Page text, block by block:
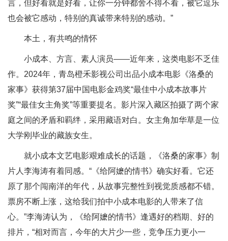
言，但好看就是好看，让你一分钟都舍不得不看，被它逗乐
也会被它感动，特别的真诚带来特别的感动。”
本土，有共鸣的情怀
小成本、方言、素人演员——近年来，这类电影不乏佳
作。2024年，青岛橙禾影视公司出品小成本电影《洛桑的
家事》获得第37届中国电影金鸡奖“最佳中小成本故事片
奖”“最佳女主角奖”等重要提名。影片深入藏区拍摄了两个家
庭之间的矛盾和羁绊，采用藏语对白。女主角加华草是一位
大学刚毕业的藏族女生。
就小成本文艺电影艰难成长的话题，《洛桑的家事》制
片人李海涛有着同感。“《给阿嬷的情书》确实好看。它还
原了那个闯南洋的年代，从故事完整性到视觉质感都不错。
票房不断上涨，这给我们拍中小成本电影的人带来了信
心。”李海涛认为，《给阿嬷的情书》逢遇好的档期、好的
排片，“相对而言，今年的大片少一些，竞争压力更小一